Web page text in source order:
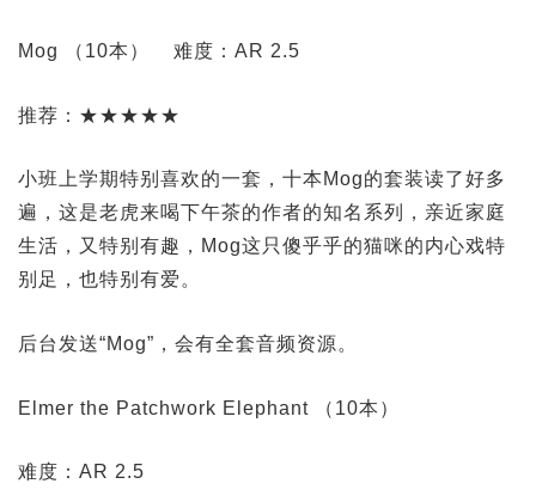
Mog （10本） 难度：AR 2.5
推荐：★★★★★
小班上学期特别喜欢的一套，十本Mog的套装读了好多
遍，这是老虎来喝下午茶的作者的知名系列，亲近家庭
生活，又特别有趣，Mog这只傻乎乎的猫咪的内心戏特
别足，也特别有爱。
后台发送“Mog”，会有全套音频资源。
Elmer the Patchwork Elephant （10本）
难度：AR 2.5